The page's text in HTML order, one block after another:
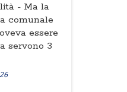
- Ma la
comunale
essere
servono 3